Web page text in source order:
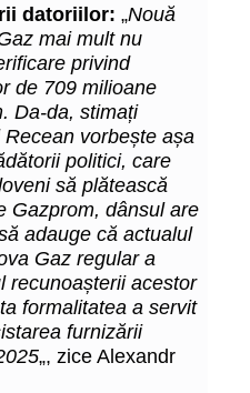
datoriilor: „Nouă
mai mult nu
privind
de 709 milioane
Da-da, stimați
vorbește așa
politici, care
să plătească
Gazprom, dânsul are
adauge că actualul
Gaz regular a
recunoașterii acestor
formalitatea a servit
furnizării
„, zice Alexandr